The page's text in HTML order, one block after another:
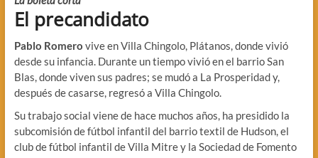
El precandidato
Pablo Romero vive en Villa Chingolo, Plátanos, donde vivió
desde su infancia. Durante un tiempo vivió en el barrio San
Blas, donde viven sus padres; se mudó a La Prosperidad y,
después de casarse, regresó a Villa Chingolo.
Su trabajo social viene de hace muchos años, ha presidido la
subcomisión de fútbol infantil del barrio textil de Hudson, el
club de fútbol infantil de Villa Mitre y la Sociedad de Fomento